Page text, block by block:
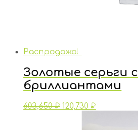
Распродажа!
Золотые серьги с
бриллиантами
603,650₽ 120,730 ₽